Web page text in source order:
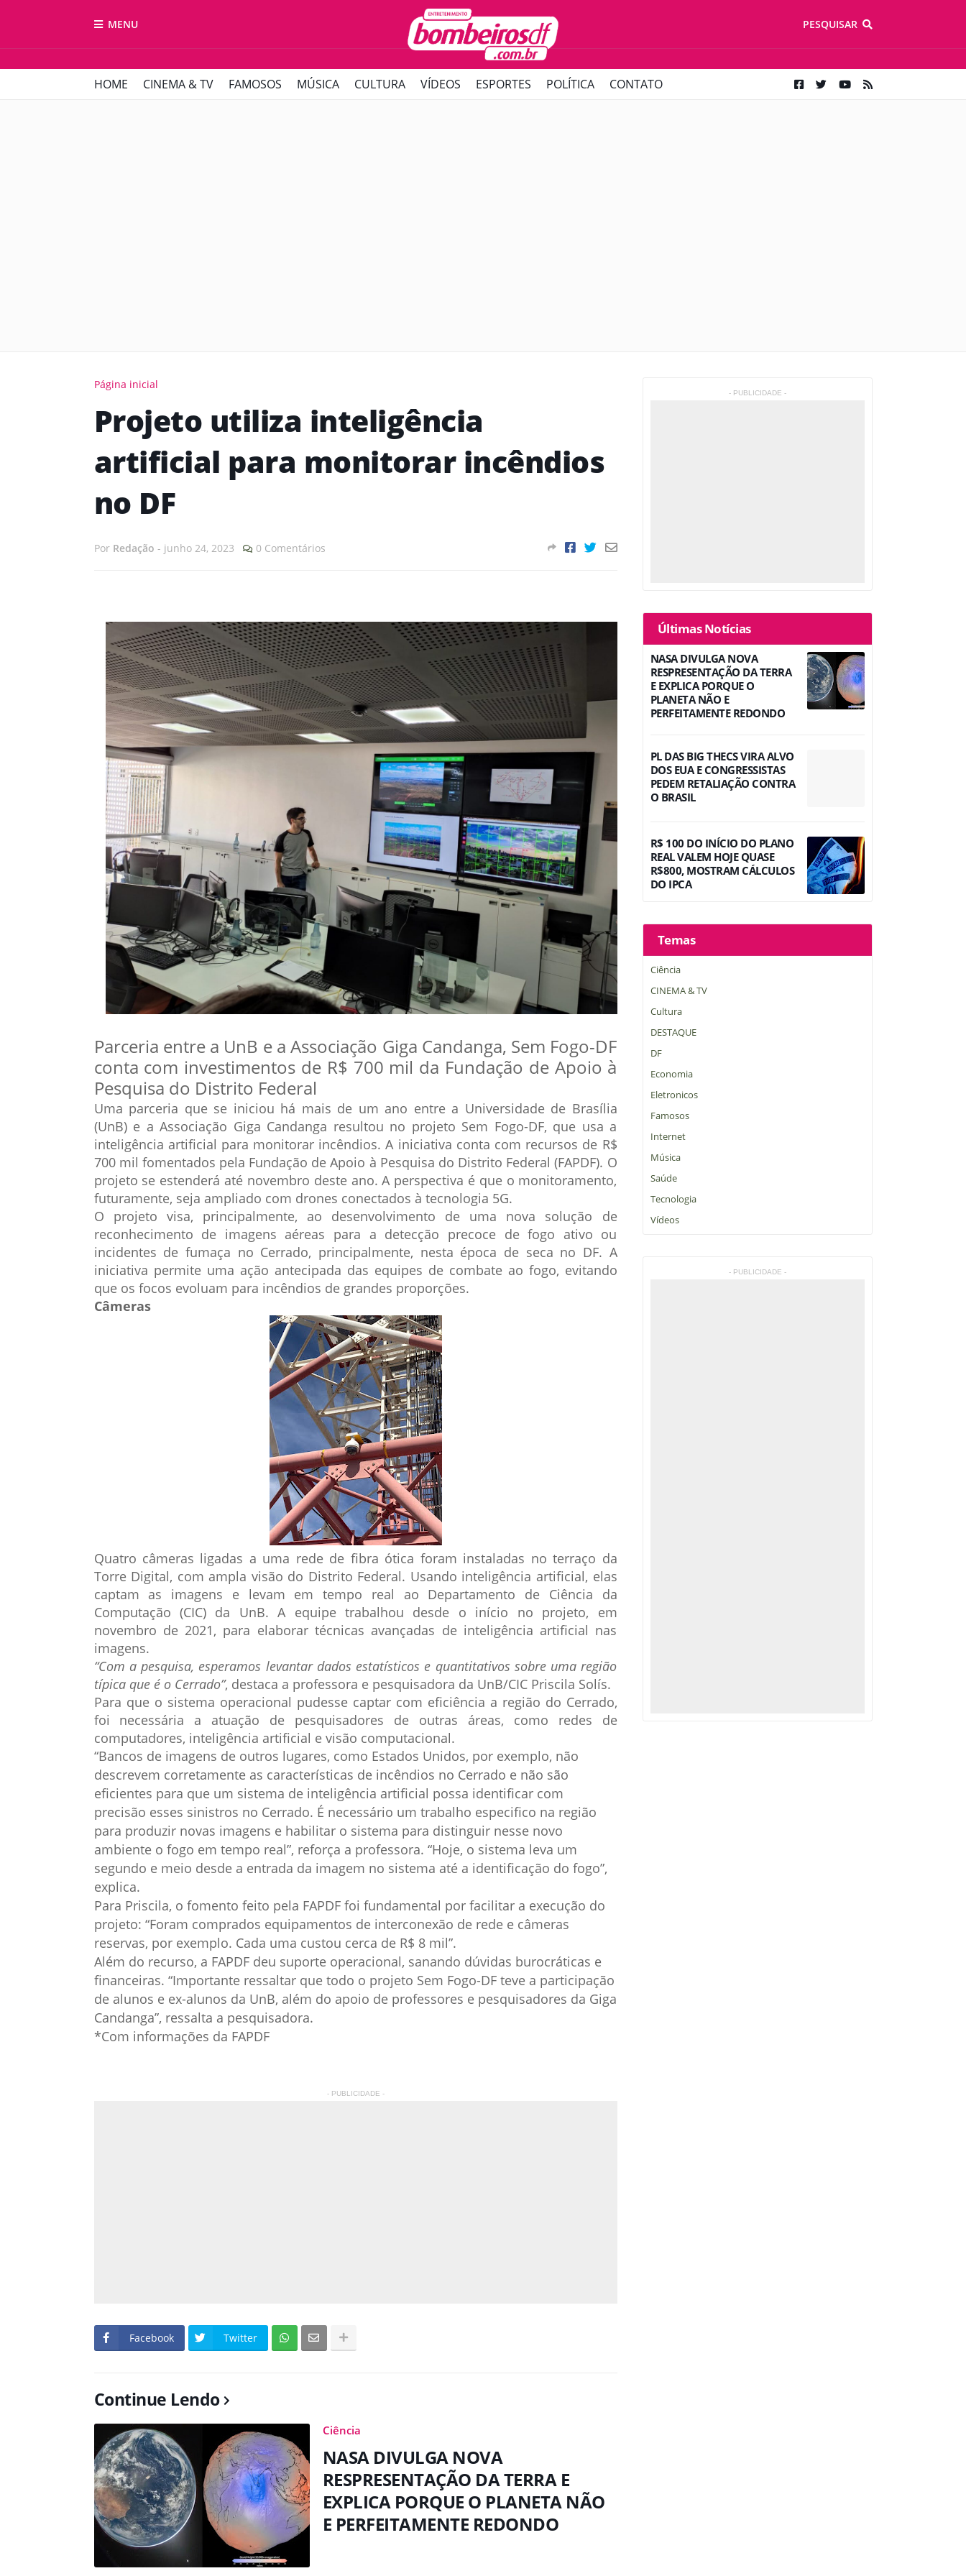
MENU PESQUISAR
HOME CINEMA & TV FAMOSOS MÚSICA CULTURA VÍDEOS ESPORTES POLÍTICA CONTATO
Página inicial
Projeto utiliza inteligência
artificial para monitorar incêndios
no DF
Por Redação - junho 24, 2023 0 Comentários
Parceria entre a UnB e a Associação Giga Candanga, Sem Fogo-DF
conta com investimentos de R$ 700 mil da Fundação de Apoio à
Pesquisa do Distrito Federal
Uma parceria que se iniciou há mais de um ano entre a Universidade de Brasília
(UnB) e a Associação Giga Candanga resultou no projeto Sem Fogo-DF, que usa a
inteligência artificial para monitorar incêndios. A iniciativa conta com recursos de R$
700 mil fomentados pela Fundação de Apoio à Pesquisa do Distrito Federal (FAPDF). O
projeto se estenderá até novembro deste ano. A perspectiva é que o monitoramento,
futuramente, seja ampliado com drones conectados à tecnologia 5G.
O projeto visa, principalmente, ao desenvolvimento de uma nova solução de
reconhecimento de imagens aéreas para a detecção precoce de fogo ativo ou
incidentes de fumaça no Cerrado, principalmente, nesta época de seca no DF. A
iniciativa permite uma ação antecipada das equipes de combate ao fogo, evitando
que os focos evoluam para incêndios de grandes proporções.
Câmeras
Quatro câmeras ligadas a uma rede de fibra ótica foram instaladas no terraço da
Torre Digital, com ampla visão do Distrito Federal. Usando inteligência artificial, elas
captam as imagens e levam em tempo real ao Departamento de Ciência da
Computação (CIC) da UnB. A equipe trabalhou desde o início no projeto, em
novembro de 2021, para elaborar técnicas avançadas de inteligência artificial nas
imagens.
“Com a pesquisa, esperamos levantar dados estatísticos e quantitativos sobre uma região
típica que é o Cerrado”, destaca a professora e pesquisadora da UnB/CIC Priscila Solís.
Para que o sistema operacional pudesse captar com eficiência a região do Cerrado,
foi necessária a atuação de pesquisadores de outras áreas, como redes de
computadores, inteligência artificial e visão computacional.
“Bancos de imagens de outros lugares, como Estados Unidos, por exemplo, não
descrevem corretamente as características de incêndios no Cerrado e não são
eficientes para que um sistema de inteligência artificial possa identificar com
precisão esses sinistros no Cerrado. É necessário um trabalho especifico na região
para produzir novas imagens e habilitar o sistema para distinguir nesse novo
ambiente o fogo em tempo real”, reforça a professora. “Hoje, o sistema leva um
segundo e meio desde a entrada da imagem no sistema até a identificação do fogo”,
explica.
Para Priscila, o fomento feito pela FAPDF foi fundamental por facilitar a execução do
projeto: “Foram comprados equipamentos de interconexão de rede e câmeras
reservas, por exemplo. Cada uma custou cerca de R$ 8 mil”.
Além do recurso, a FAPDF deu suporte operacional, sanando dúvidas burocráticas e
financeiras. “Importante ressaltar que todo o projeto Sem Fogo-DF teve a participação
de alunos e ex-alunos da UnB, além do apoio de professores e pesquisadores da Giga
Candanga”, ressalta a pesquisadora.
*Com informações da FAPDF
- PUBLICIDADE -
Facebook Twitter
Continue Lendo
Ciência
NASA DIVULGA NOVA
RESPRESENTAÇÃO DA TERRA E
EXPLICA PORQUE O PLANETA NÃO
E PERFEITAMENTE REDONDO
- PUBLICIDADE -
Últimas Notícias
NASA DIVULGA NOVA
RESPRESENTAÇÃO DA TERRA
E EXPLICA PORQUE O
PLANETA NÃO E
PERFEITAMENTE REDONDO
PL DAS BIG THECS VIRA ALVO
DOS EUA E CONGRESSISTAS
PEDEM RETALIAÇÃO CONTRA
O BRASIL
R$ 100 DO INÍCIO DO PLANO
REAL VALEM HOJE QUASE
R$800, MOSTRAM CÁLCULOS
DO IPCA
Temas
Ciência
CINEMA & TV
Cultura
DESTAQUE
DF
Economia
Eletronicos
Famosos
Internet
Música
Saúde
Tecnologia
Vídeos
- PUBLICIDADE -